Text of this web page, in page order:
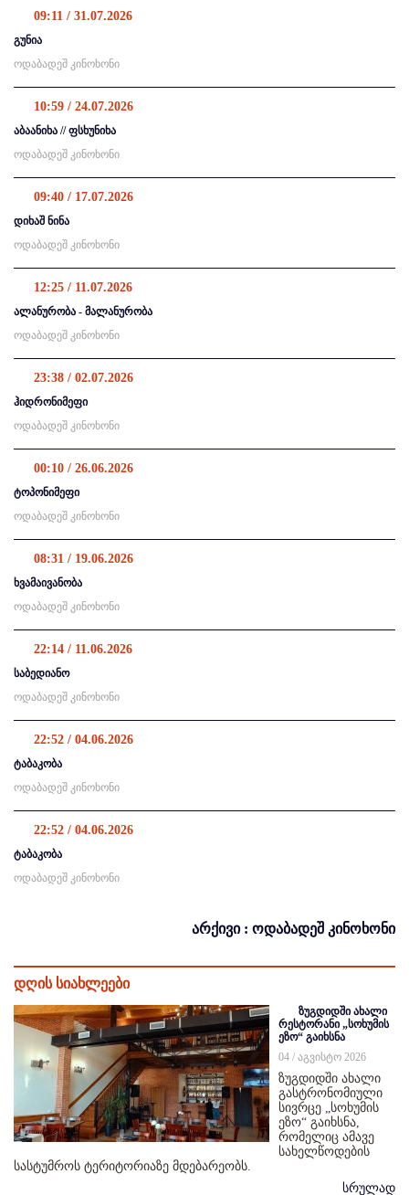
09:11 / 31.07.2026
გუნია
ოდაბადეშ კინოხონი
10:59 / 24.07.2026
აბაანიხა // ფსხუნიხა
ოდაბადეშ კინოხონი
09:40 / 17.07.2026
დიხაშ ნინა
ოდაბადეშ კინოხონი
12:25 / 11.07.2026
ალანურობა - მალანურობა
ოდაბადეშ კინოხონი
23:38 / 02.07.2026
ჰიდრონიმეფი
ოდაბადეშ კინოხონი
00:10 / 26.06.2026
ტოპონიმეფი
ოდაბადეშ კინოხონი
08:31 / 19.06.2026
ხვამაივანობა
ოდაბადეშ კინოხონი
22:14 / 11.06.2026
საბედიანო
ოდაბადეშ კინოხონი
22:52 / 04.06.2026
ტაბაკობა
ოდაბადეშ კინოხონი
22:52 / 04.06.2026
ტაბაკობა
ოდაბადეშ კინოხონი
არქივი : ოდაბადეშ კინოხონი
დღის სიახლეები
ზუგდიდში ახალი
რესტორანი „სოხუმის
ეზო“ გაიხსნა
04 / აგვისტო 2026
ზუგდიდში ახალი
გასტრონომიული
სივრცე „სოხუმის
ეზო“ გაიხსნა,
რომელიც ამავე
სახელწოდების
სასტუმროს ტერიტორიაზე მდებარეობს.
სრულად